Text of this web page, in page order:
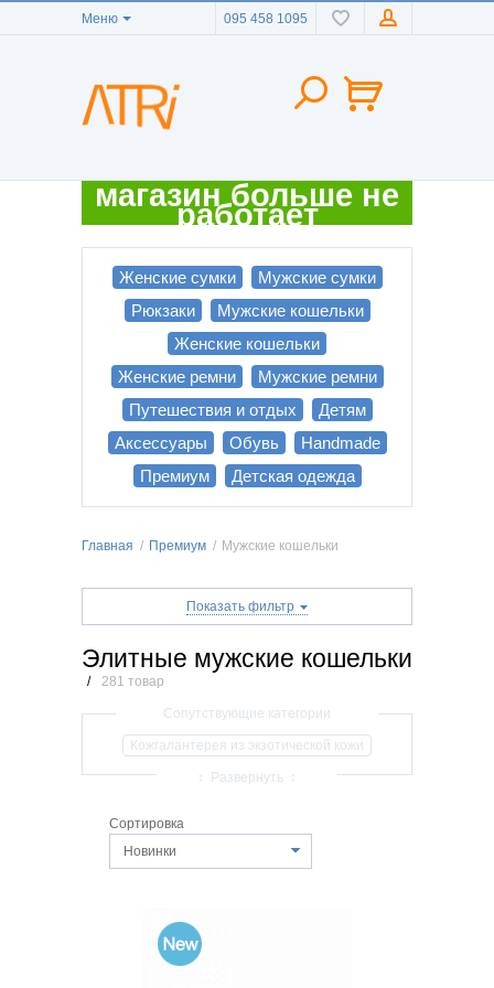
Меню 095 458 1095
магазин больше не
работает
Женские сумки
Мужские сумки
Рюкзаки
Мужские кошельки
Женские кошельки
Женские ремни
Мужские ремни
Путешествия и отдых
Детям
Аксессуары
Обувь
Handmade
Премиум
Детская одежда
Главная / Премиум / Мужские кошельки
Показать фильтр
Элитные мужские кошельки
/ 281 товар
Кожгалантерея из экзотической кожи
Женские сумки
Мужские сумки
Женские ремни
Мужские ремни
↕ Развернуть ↕
Сортировка
Новинки